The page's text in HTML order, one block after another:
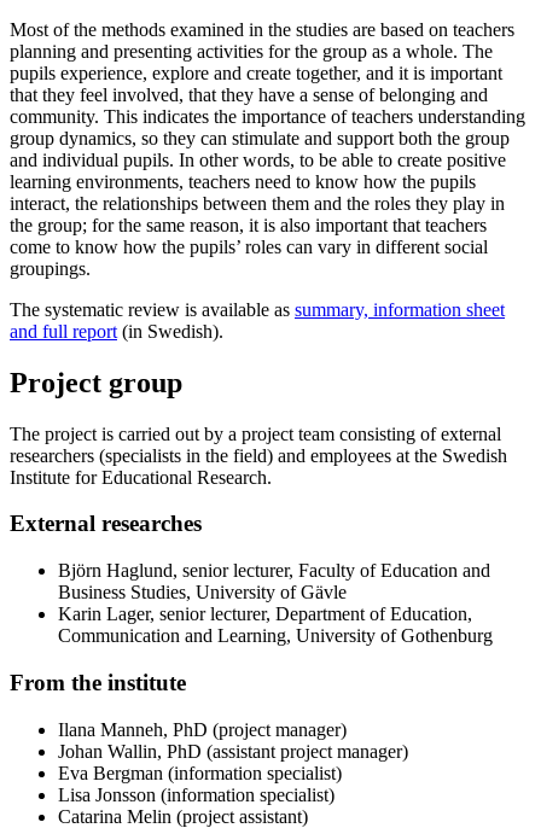
Most of the methods examined in the studies are based on teachers
planning and presenting activities for the group as a whole. The
pupils experience, explore and create together, and it is important
that they feel involved, that they have a sense of belonging and
community. This indicates the importance of teachers understanding
group dynamics, so they can stimulate and support both the group
and individual pupils. In other words, to be able to create positive
learning environments, teachers need to know how the pupils
interact, the relationships between them and the roles they play in
the group; for the same reason, it is also important that teachers
come to know how the pupils’ roles can vary in different social
groupings.
The systematic review is available as summary, information sheet
and full report (in Swedish).
Project group
The project is carried out by a project team consisting of external
researchers (specialists in the field) and employees at the Swedish
Institute for Educational Research.
External researches
Björn Haglund, senior lecturer, Faculty of Education and
Business Studies, University of Gävle
Karin Lager, senior lecturer, Department of Education,
Communication and Learning, University of Gothenburg
From the institute
Ilana Manneh, PhD (project manager)
Johan Wallin, PhD (assistant project manager)
Eva Bergman (information specialist)
Lisa Jonsson (information specialist)
Catarina Melin (project assistant)